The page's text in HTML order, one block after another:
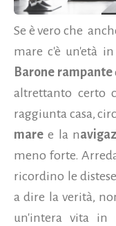
Se è vero che
mare c'è un'età
Barone rampante
altrettanto certo
raggiunta casa,
mare e la n
meno forte.
ricordino le
a dire la verità,
un'intera vita in